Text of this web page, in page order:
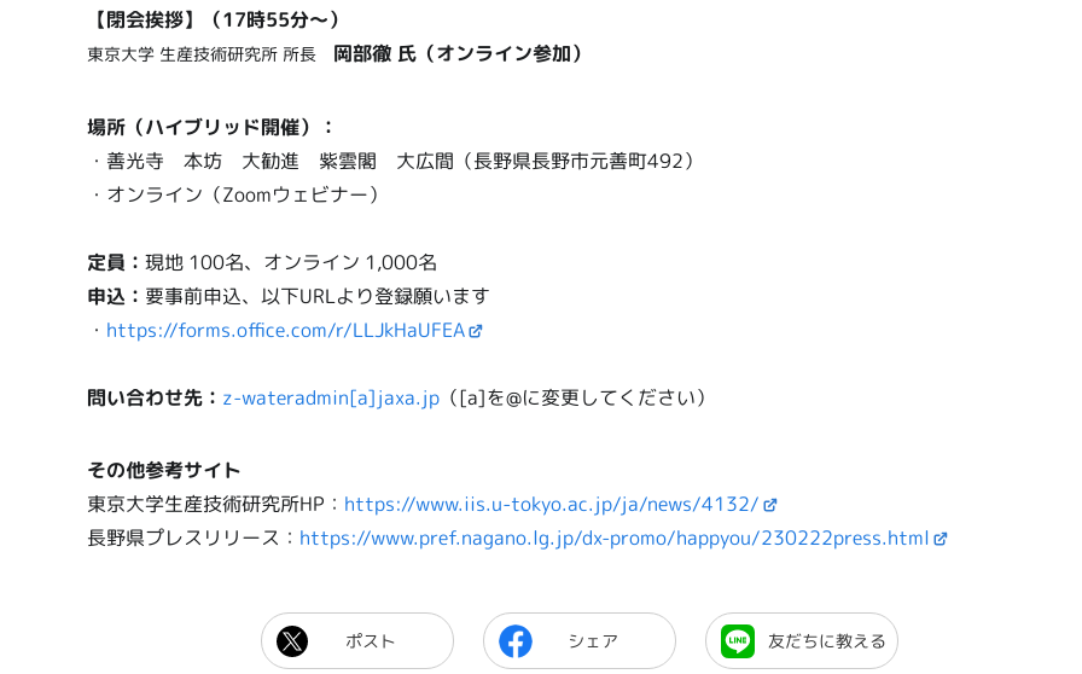
【閉会挨拶】（17時55分～）
東京大学 生産技術研究所 所長 岡部徹 氏（オンライン参加）
場所（ハイブリッド開催）：
・善光寺 本坊 大勧進 紫雲閣 大広間（長野県長野市元善町492）
・オンライン（Zoomウェビナー）
定員： 現地 100名、オンライン 1,000名
申込： 要事前申込、以下URLより登録願います
・ https://forms.office.com/r/LLJkHaUFEA
問い合わせ先： z-wateradmin[a]jaxa.jp （[a]を@に変更してください）
その他参考サイト
東京大学生産技術研究所HP： https://www.iis.u-tokyo.ac.jp/ja/news/4132/
長野県プレスリリース： https://www.pref.nagano.lg.jp/dx-promo/happyou/230222press.html
ポスト シェア 友だちに教える